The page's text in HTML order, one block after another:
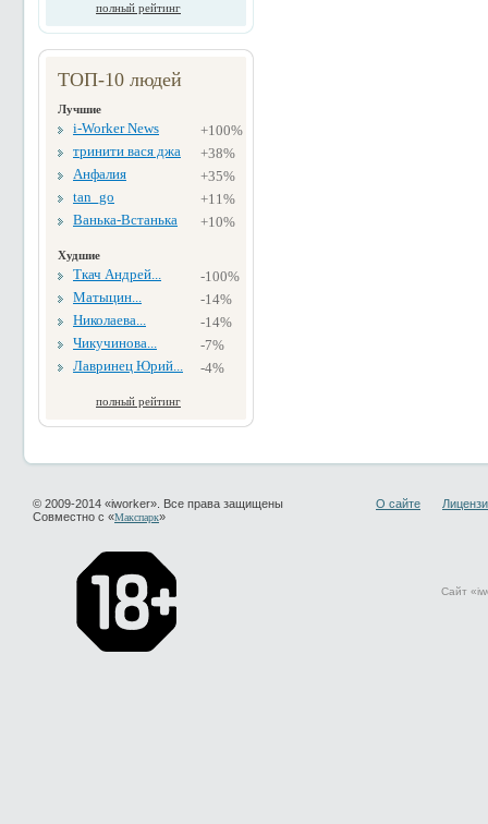
полный рейтинг
ТОП-10 людей
Лучшие
i-Worker News
+100%
тринити вася джа
+38%
Анфалия
+35%
tan_go
+11%
Ванька-Встанька
+10%
Худшие
Ткач Андрей...
-100%
Матыцин...
-14%
Николаева...
-14%
Чикучинова...
-7%
Лавринец Юрий...
-4%
полный рейтинг
© 2009-2014 «iworker». Все права защищены
Совместно с «Макспарк»
О сайте
Сайт